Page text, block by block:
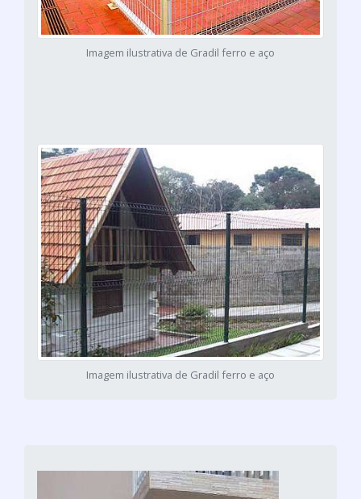
Imagem ilustrativa de Gradil ferro e aço
Imagem ilustrativa de Gradil ferro e aço